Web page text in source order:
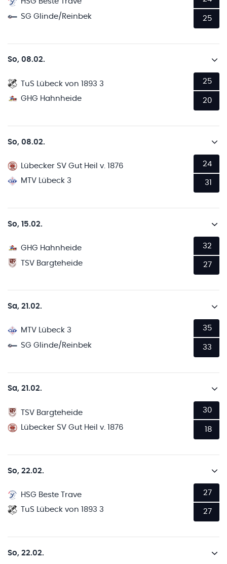
SG Glinde/Reinbek
25
So, 08.02.
TuS Lübeck von 1893 3
GHG Hahnheide
25
20
So, 08.02.
Lübecker SV Gut Heil v. 1876
MTV Lübeck 3
24
31
So, 15.02.
GHG Hahnheide
TSV Bargteheide
32
27
Sa, 21.02.
MTV Lübeck 3
SG Glinde/Reinbek
35
33
Sa, 21.02.
TSV Bargteheide
Lübecker SV Gut Heil v. 1876
30
18
So, 22.02.
HSG Beste Trave
TuS Lübeck von 1893 3
27
27
So, 22.02.